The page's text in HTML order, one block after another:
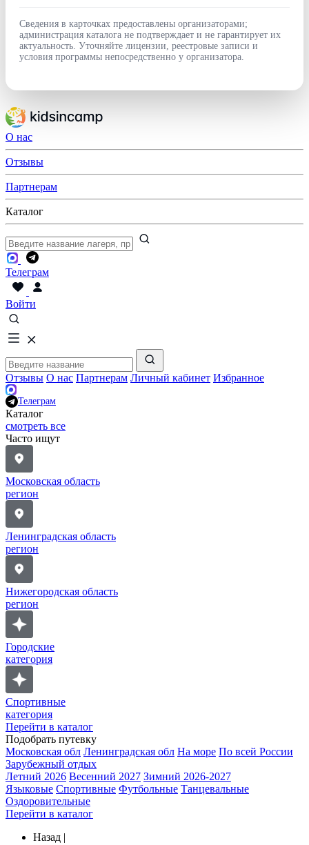
Сведения в карточках предоставлены организаторами;
администрация каталога не подтверждает и не гарантирует их
актуальность. Уточняйте лицензии, реестровые записи и
условия программы непосредственно у организатора.
О нас
Отзывы
Партнерам
Каталог
Телеграм
Войти
Отзывы О нас Партнерам Личный кабинет Избранное
Телеграм
Каталог
смотреть все
Часто ищут
Московская область
регион
Ленинградская область
регион
Нижегородская область
регион
Городские
категория
Спортивные
категория
Перейти в каталог
Подобрать путевку
Московская обл Ленинградская обл На море По всей России
Зарубежный отдых
Летний 2026 Весенний 2027 Зимний 2026-2027
Языковые Спортивные Футбольные Танцевальные
Оздоровительные
Перейти в каталог
Назад |